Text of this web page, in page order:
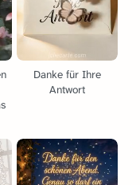
Danke für Ihre
Antwort